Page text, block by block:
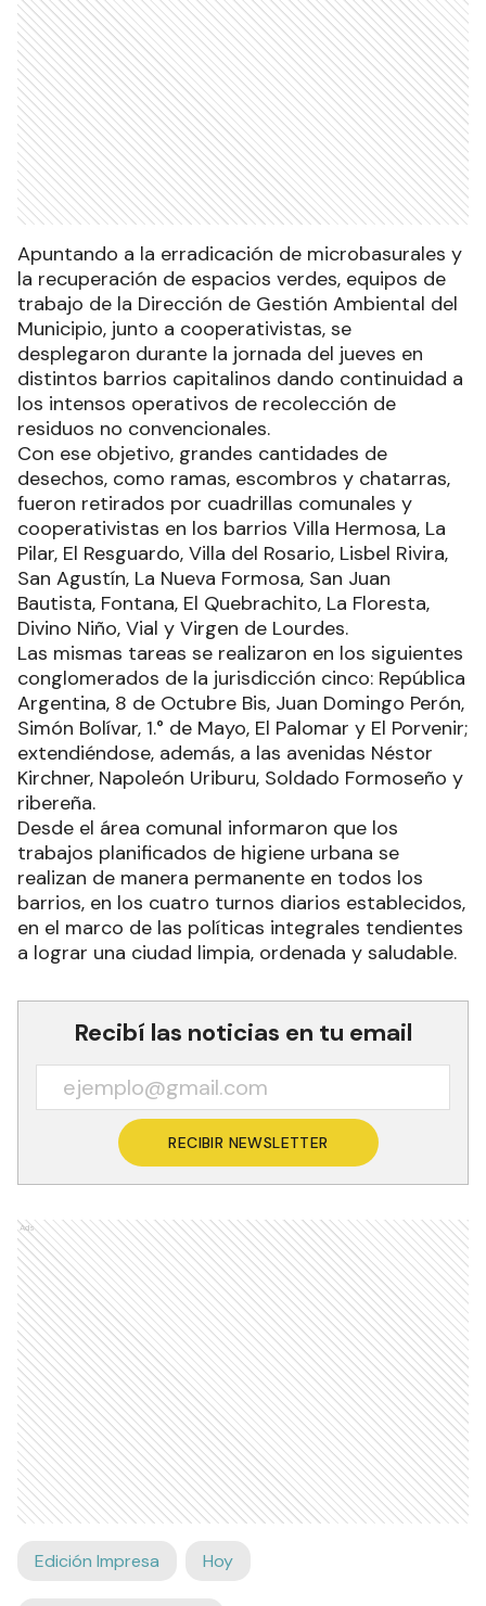
Apuntando a la erradicación de microbasurales y
la recuperación de espacios verdes, equipos de
trabajo de la Dirección de Gestión Ambiental del
Municipio, junto a cooperativistas, se
desplegaron durante la jornada del jueves en
distintos barrios capitalinos dando continuidad a
los intensos operativos de recolección de
residuos no convencionales.
Con ese objetivo, grandes cantidades de
desechos, como ramas, escombros y chatarras,
fueron retirados por cuadrillas comunales y
cooperativistas en los barrios Villa Hermosa, La
Pilar, El Resguardo, Villa del Rosario, Lisbel Rivira,
San Agustín, La Nueva Formosa, San Juan
Bautista, Fontana, El Quebrachito, La Floresta,
Divino Niño, Vial y Virgen de Lourdes.
Las mismas tareas se realizaron en los siguientes
conglomerados de la jurisdicción cinco: República
Argentina, 8 de Octubre Bis, Juan Domingo Perón,
Simón Bolívar, 1.° de Mayo, El Palomar y El Porvenir;
extendiéndose, además, a las avenidas Néstor
Kirchner, Napoleón Uriburu, Soldado Formoseño y
ribereña.
Desde el área comunal informaron que los
trabajos planificados de higiene urbana se
realizan de manera permanente en todos los
barrios, en los cuatro turnos diarios establecidos,
en el marco de las políticas integrales tendientes
a lograr una ciudad limpia, ordenada y saludable.
Recibí las noticias en tu email
RECIBIR NEWSLETTER
Ads
Edición Impresa Hoy